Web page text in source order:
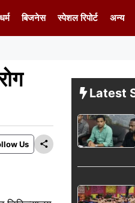
धर्म बिजनेस स्पेशल रिपोर्ट अन्य
Us
Latest